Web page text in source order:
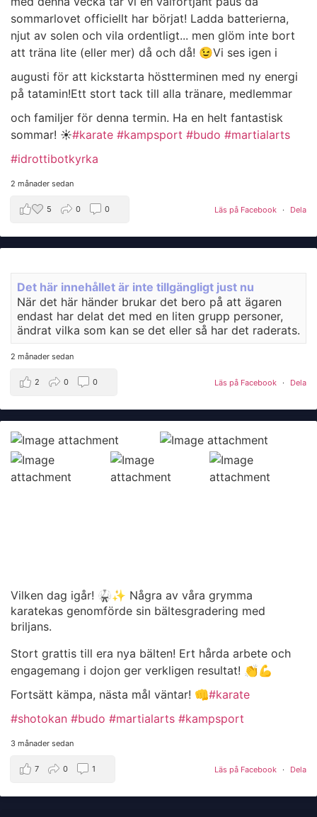
sommarlovet officiellt har börjat! Ladda batterierna,
njut av solen och vila ordentligt... men glöm inte bort
att träna lite (eller mer) då och då! 😉​Vi ses igen i
augusti för att kickstarta höstterminen med ny energi
på tatamin!​Ett stort tack till alla tränare, medlemmar
och familjer för denna termin. Ha en helt fantastisk
sommar! ☀️#karate #kampsport #budo #martialarts
#idrottibotkyrka
2 månader sedan
Läs på Facebook · Dela
5 0 0
Det här innehållet är inte tillgängligt just nu
När det här händer brukar det bero på att ägaren
endast har delat det med en liten grupp personer,
ändrat vilka som kan se det eller så har det raderats.
2 månader sedan
Läs på Facebook · Dela
2 0 0
Vilken dag igår! 🥋✨ Några av våra grymma
karatekas genomförde sin bältesgradering med
briljans.
Stort grattis till era nya bälten! Ert hårda arbete och
engagemang i dojon ger verkligen resultat! 👏💪
Fortsätt kämpa, nästa mål väntar! 👊#karate
#shotokan #budo #martialarts #kampsport
3 månader sedan
Läs på Facebook · Dela
7 0 1